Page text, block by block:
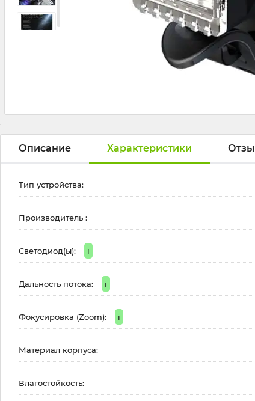
Описание Характеристики
Тип устройства:
Производитель :
Светодиод(ы): i
Дальность потока: i
Фокусировка (Zoom): i
Материал корпуса:
Влагостойкость: